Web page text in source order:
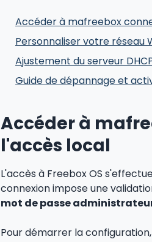
Accéder à mafreebox
Personnaliser votre réseau
Ajustement du serveur
Guide de dépannage et
Accéder à
l'accès local
L'accès à Freebox OS
connexion impose une
mot de passe
Pour démarrer la